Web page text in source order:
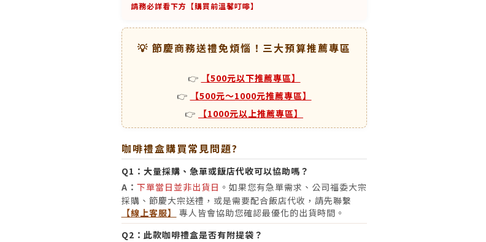
請務必詳看下方【購買前溫馨叮嚀】
💡 節慶商務送禮免煩惱！三大預算推薦專區
👉
【500元以下推薦專區】
👉
【500元～1000元推薦專區】
👉
【1000元以上推薦專區】
咖啡禮盒購買常見問題?
Q1： 大量採購、急單或飯店代收可以協助嗎？
A： 下單當日並非出貨日 。如果您有急單需求、公司福委大宗
採購、節慶大宗送禮，或是需要配合飯店代收，請先聯繫
【線上客服】
專人皆會協助您確認最優化的出貨時間。
Q2： 此款咖啡禮盒是否有附提袋？